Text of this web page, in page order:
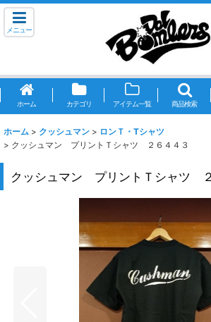
メニュー
ホーム カテゴリ アイテム一覧 商品検索
ホーム > クッシュマン > ロンＴ・Tシャツ
> クッシュマン プリントＴシャツ ２６４４３
クッシュマン プリントＴシャツ